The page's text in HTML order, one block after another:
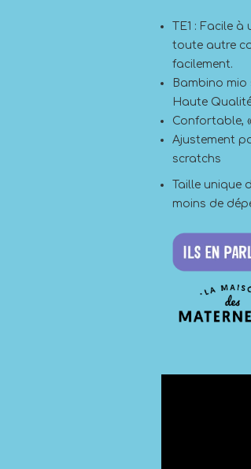
TE1 : Facile
toute autre
facilement.
Bambino
Haute
Confortable,
Ajustement
scratchs
Taille unique
moins de